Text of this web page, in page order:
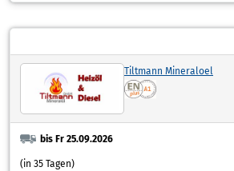
Tiltmann Mineraloel
bis Fr 25.09.2026
(in 35 Tagen)